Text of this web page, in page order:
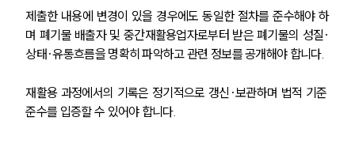
제출한 내용에 변경이 있을 경우에도 동일한 절차를 준수해야 하
며 폐기물 배출자 및 중간재활용업자로부터 받은 폐기물의 성질·
상태·유통흐름을 명확히 파악하고 관련 정보를 공개해야 합니다.
재활용 과정에서의 기록은 정기적으로 갱신·보관하며 법적 기준
준수를 입증할 수 있어야 합니다.